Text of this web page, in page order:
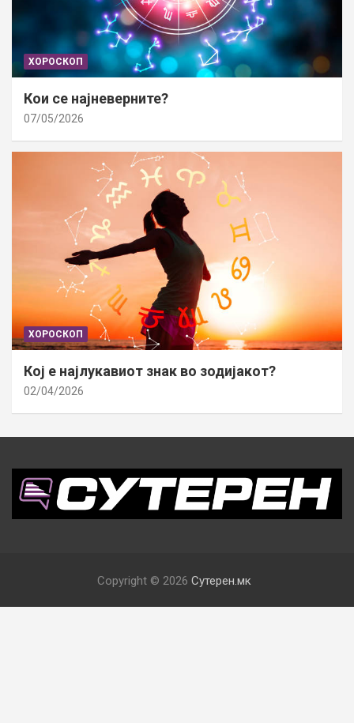
ХОРОСКОП
Кои се најневерните?
07/05/2026
ХОРОСКОП
Кој е најлукавиот знак во зодијакот?
02/04/2026
Copyright © 2026 Сутерен.мк